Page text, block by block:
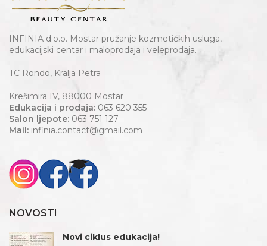
INFINIA d.o.o. Mostar pružanje kozmetičkih usluga,
edukacijski centar i maloprodaja i veleprodaja.
TC Rondo, Kralja Petra
Krešimira IV, 88000 Mostar
Edukacija i prodaja: 063 620 355
Salon ljepote: 063 751 127
Mail: infinia.contact@gmail.com
NOVOSTI
Novi ciklus edukacija!